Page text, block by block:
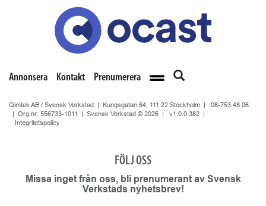
Annonsera Kontakt Prenumerera
Qimtek AB / Svensk Verkstad | Kungsgatan 64, 111 22 Stockholm | 08-753 48 06
| Org.nr: 556733-1011 | Svensk Verkstad © 2026 | v1.0.0.382
Integritetspolicy
FÖLJ OSS
Missa inget från oss, bli prenumerant av Svensk
Verkstads nyhetsbrev!